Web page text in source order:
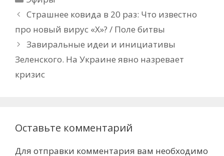
Страшнее ковида в 20 раз: Что известно
про новый вирус «Х»? / Поле битвы
Завиральные идеи и инициативы
Зеленского. На Украине явно назревает
кризис
Оставьте комментарий
Для отправки комментария вам необходимо